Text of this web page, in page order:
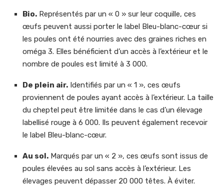
Bio. Représentés par un « 0 » sur leur coquille, ces
œufs peuvent aussi porter le label Bleu-blanc-cœur si
les poules ont été nourries avec des graines riches en
oméga 3. Elles bénéficient d’un accès à l’extérieur et le
nombre de poules est limité à 3 000.
De plein air. Identifiés par un « 1 », ces œufs
proviennent de poules ayant accès à l’extérieur. La taille
du cheptel peut être limitée dans le cas d’un élevage
labellisé rouge à 6 000. Ils peuvent également recevoir
le label Bleu-blanc-cœur.
Au sol. Marqués par un « 2 », ces œufs sont issus de
poules élevées au sol sans accès à l’extérieur. Les
élevages peuvent dépasser 20 000 têtes. À éviter.